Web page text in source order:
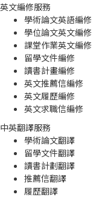
英文編修服務
學術論文英語編修
學位論文英文編修
課堂作業英文編修
留學文件編修
讀書計畫編修
英文推薦信編修
英文履歷編修
英文求職信編修
中英翻譯服務
學術論文翻譯
留學文件翻譯
讀書計劃翻譯
推薦信翻譯
履歷翻譯